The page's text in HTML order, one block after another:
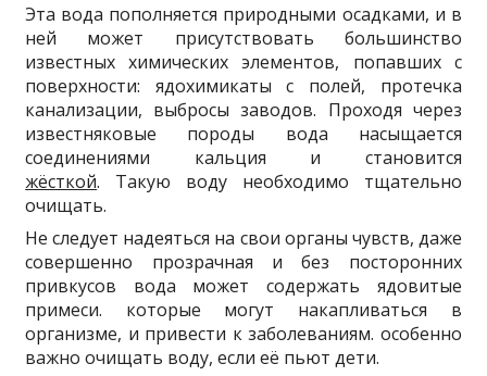
Эта вода пополняется природными осадками, и в
ней может присутствовать большинство
известных химических элементов, попавших с
поверхности: ядохимикаты с полей, протечка
канализации, выбросы заводов. Проходя через
известняковые породы вода насыщается
соединениями кальция и становится
жёсткой. Такую воду необходимо тщательно
очищать.
Не следует надеяться на свои органы чувств, даже
совершенно прозрачная и без посторонних
привкусов вода может содержать ядовитые
примеси. которые могут накапливаться в
организме, и привести к заболеваниям. особенно
важно очищать воду, если её пьют дети.